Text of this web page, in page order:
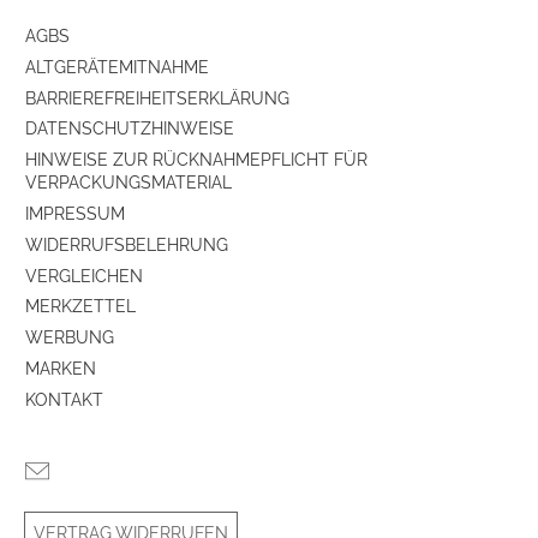
Anti-Skating Einstellung
Konstruktionsmerkmale
Antriebsart Riemenantrieb
Motor quarzgeregelter Synchronmotor
AGBS
ALTGERÄTEMITNAHME
BARRIEREFREIHEITSERKLÄRUNG
DATENSCHUTZHINWEISE
HINWEISE ZUR RÜCKNAHMEPFLICHT FÜR
VERPACKUNGSMATERIAL
IMPRESSUM
WIDERRUFSBELEHRUNG
VERGLEICHEN
MERKZETTEL
WERBUNG
MARKEN
KONTAKT
VERTRAG WIDERRUFEN